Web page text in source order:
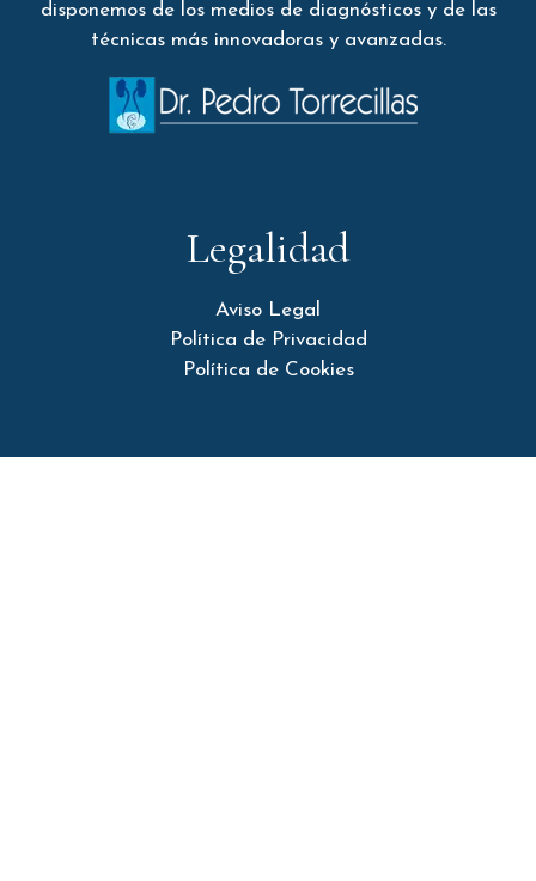
disponemos de los medios de diagnósticos y de las
técnicas más innovadoras y avanzadas.
Legalidad
Aviso Legal
Política de Privacidad
Política de Cookies